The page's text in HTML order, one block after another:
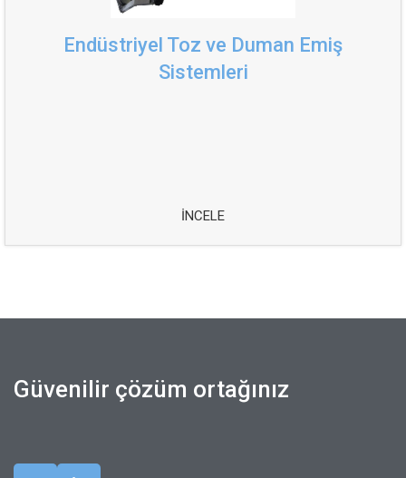
Endüstriyel Toz ve Duman Emiş
Sistemleri
İNCELE
Güvenilir çözüm ortağınız